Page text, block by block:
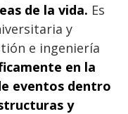
de la vida. Es
y
e ingeniería
en la
eventos dentro
y